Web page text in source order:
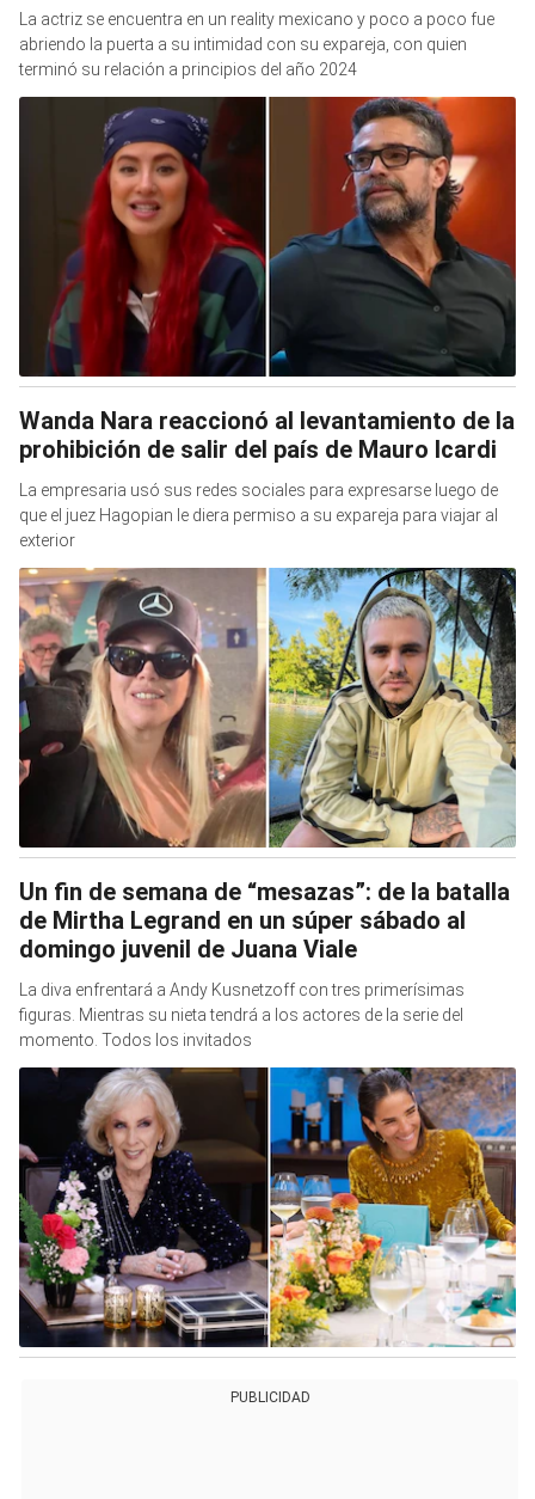
La actriz se encuentra en un reality mexicano y poco a poco fue
abriendo la puerta a su intimidad con su expareja, con quien
terminó su relación a principios del año 2024
Wanda Nara reaccionó al levantamiento de la
prohibición de salir del país de Mauro Icardi
La empresaria usó sus redes sociales para expresarse luego de
que el juez Hagopian le diera permiso a su expareja para viajar al
exterior
Un fin de semana de “mesazas”: de la batalla
de Mirtha Legrand en un súper sábado al
domingo juvenil de Juana Viale
La diva enfrentará a Andy Kusnetzoff con tres primerísimas
figuras. Mientras su nieta tendrá a los actores de la serie del
momento. Todos los invitados
PUBLICIDAD